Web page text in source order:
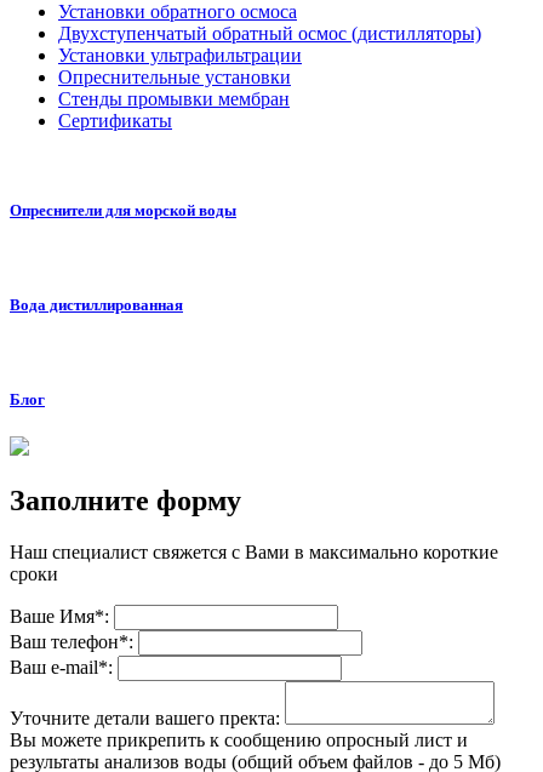
Установки обратного осмоса
Двухступенчатый обратный осмос (дистилляторы)
Установки ультрафильтрации
Опреснительные установки
Стенды промывки мембран
Сертификаты
Опреснители для морской воды
Вода дистиллированная
Блог
Заполните форму
Наш специалист свяжется с Вами в максимально короткие
сроки
Ваше Имя*:
Ваш телефон*:
Ваш е-mail*:
Уточните детали вашего пректа:
Вы можете прикрепить к сообщению опросный лист и
результаты анализов воды (общий объем файлов - до 5 Мб)